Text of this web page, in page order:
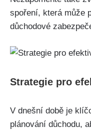
spoření, která může
důchodové
Strategie pro
V dnešní době je
plánování důchodu,